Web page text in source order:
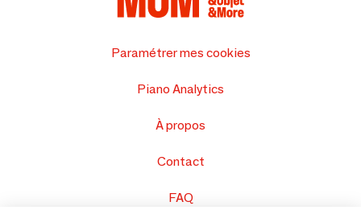
Paramétrer mes cookies
Piano Analytics
À propos
Contact
FAQ